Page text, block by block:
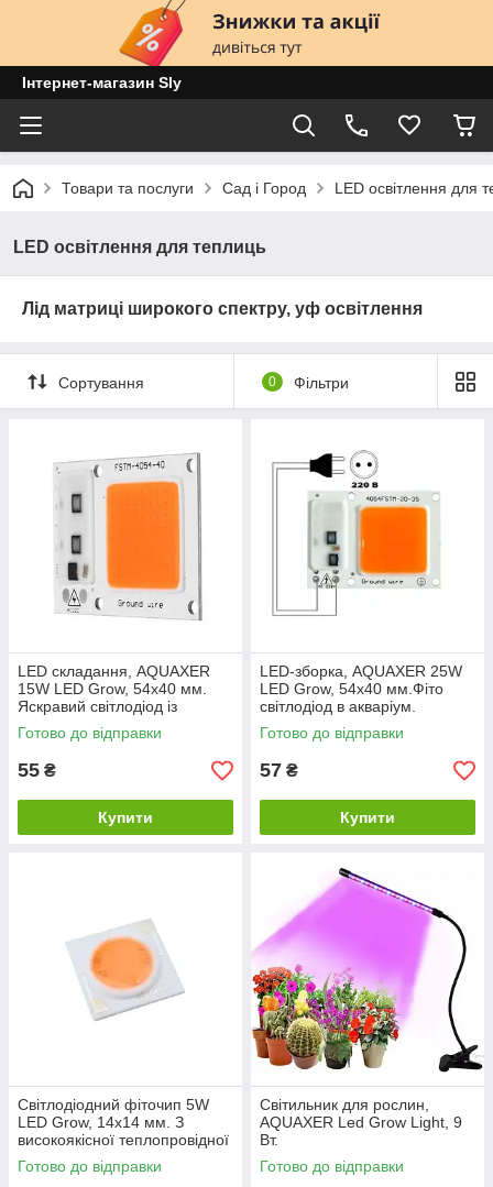
Інтернет-магазин Sly
Товари та послуги Сад і Город LED освітлення для
LED освітлення для теплиць
Лід матриці широкого спектру, уф освітлення
Сортування 0 Фільтри
LED складання, AQUAXER
15W LED Grow, 54x40 мм.
Яскравий світлодіод із
вбудованим драйвером
Готово до відправки
55 ₴
Купити
LED-зборка, AQUAXER 25W
LED Grow, 54x40 мм.Фіто
світлодіод в акваріум.
Готово до відправки
57 ₴
Купити
Світлодіодний фіточип 5W
LED Grow, 14x14 мм. З
високоякісної теплопровідної
кераміки.
Готово до відправки
Світильник для рослин,
AQUAXER Led Grow Light, 9
Вт.
Готово до відправки